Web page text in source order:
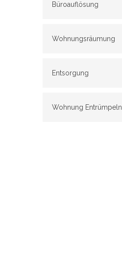
Büroauflösung
Wohnungsräumung
Entsorgung
Wohnung Entrümpeln